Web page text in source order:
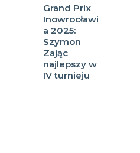
Grand Prix
Inowrocławi
a 2025:
Szymon
Zając
najlepszy w
IV turnieju